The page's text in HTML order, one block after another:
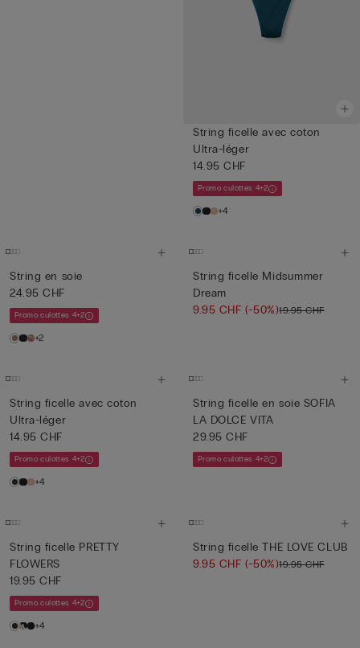
String ficelle avec coton
Ultra-léger
14.95 CHF
Promo culottes 4+2
+4
String en soie
24.95 CHF
Promo culottes 4+2
+2
String ficelle Midsummer
Dream
9.95 CHF(-50%)19.95 CHF
String ficelle avec coton
Ultra-léger
14.95 CHF
Promo culottes 4+2
+4
String ficelle en soie SOFIA
LA DOLCE VITA
29.95 CHF
Promo culottes 4+2
String ficelle PRETTY
FLOWERS
19.95 CHF
Promo culottes 4+2
+4
String ficelle THE LOVE CLUB
9.95 CHF(-50%)19.95 CHF